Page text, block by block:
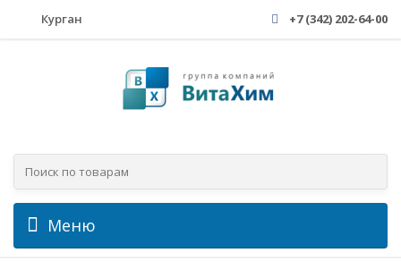
Курган +7 (342) 202-64-00
Меню